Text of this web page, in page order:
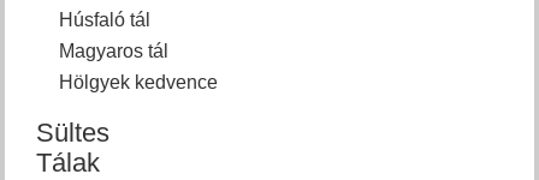
Húsfaló tál
Magyaros tál
Hölgyek kedvence
Sültes
Tálak